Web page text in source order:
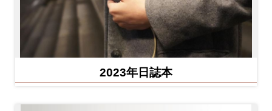
2023年日誌本